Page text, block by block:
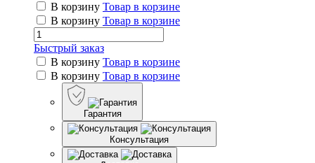
В корзину Товар в корзине
В корзину Товар в корзине
Быстрый заказ
В корзину Товар в корзине
В корзину Товар в корзине
Гарантия
Консультация